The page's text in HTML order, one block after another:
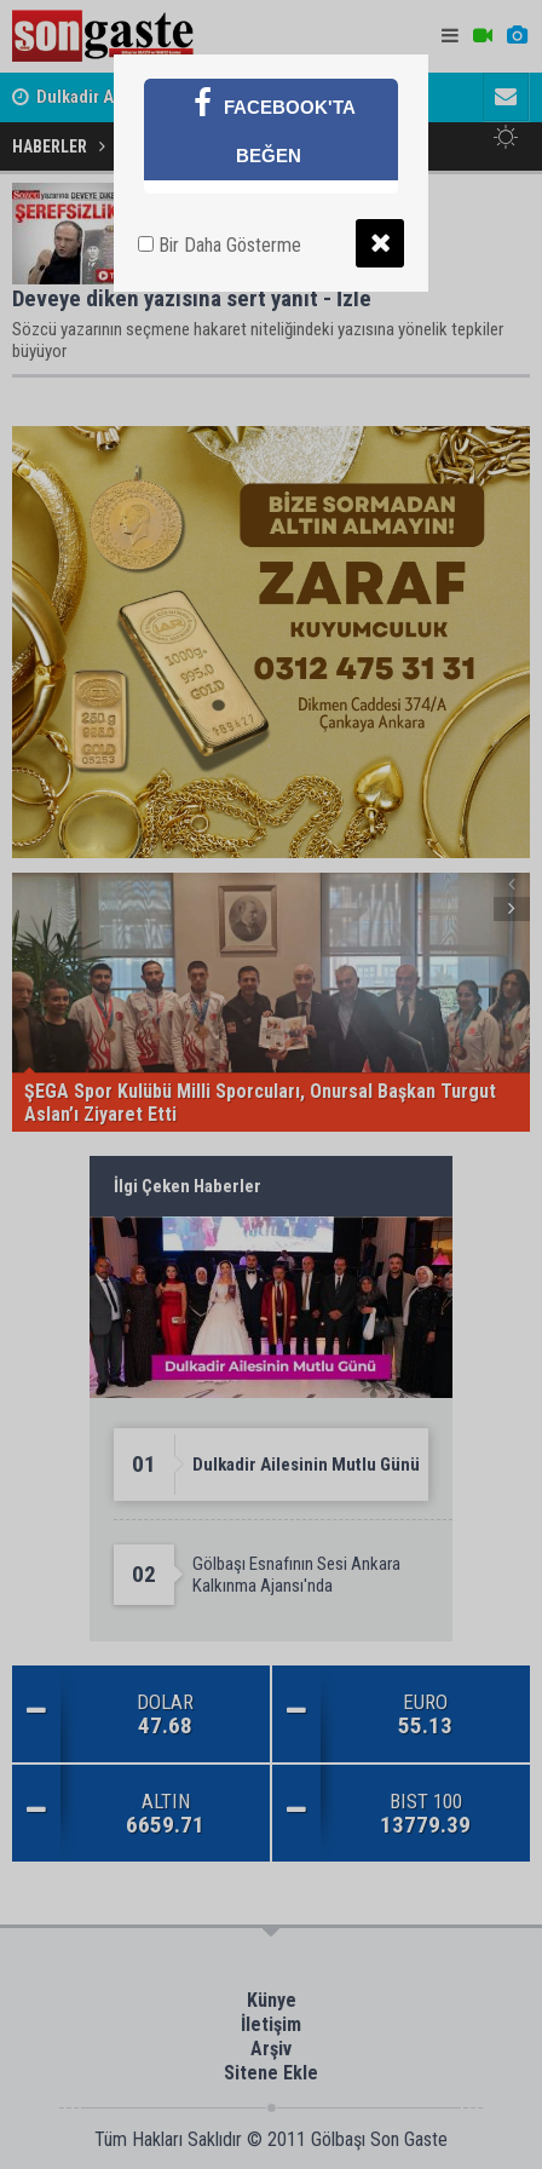
Dulkadir Ailesinin Mutlu Günü Gölbaşı
HABERLER Deveye Diken Haberleri
Deveye diken yazısına sert yanıt - İzle
Sözcü yazarının seçmene hakaret niteliğindeki yazısına yönelik tepkiler
büyüyor
ŞEGA Spor Kulübü Milli Sporcuları, Onursal Başkan Turgut
Aslan’ı Ziyaret Etti
İlgi Çeken Haberler
01 Dulkadir Ailesinin Mutlu Günü
02
Gölbaşı Esnafının Sesi Ankara
Kalkınma Ajansı'nda
DOLAR
47.68
EURO
55.13
ALTIN
6659.71
BIST 100
13779.39
Künye
İletişim
Arşiv
Sitene Ekle
Tüm Hakları Saklıdır © 2011 Gölbaşı Son Gaste
FACEBOOK'TA
BEĞEN
Bir Daha Gösterme